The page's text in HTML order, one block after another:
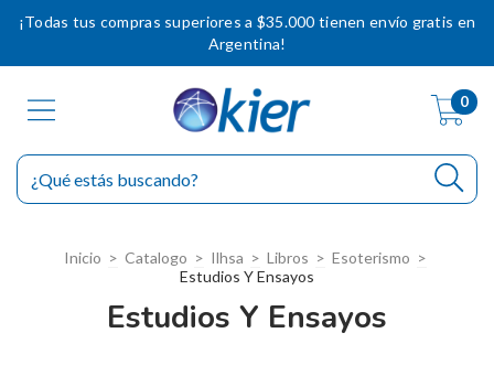
¡Todas tus compras superiores a $35.000 tienen envío gratis en
Argentina!
0
Inicio > Catalogo > Ilhsa > Libros > Esoterismo >
Estudios Y Ensayos
Estudios Y Ensayos